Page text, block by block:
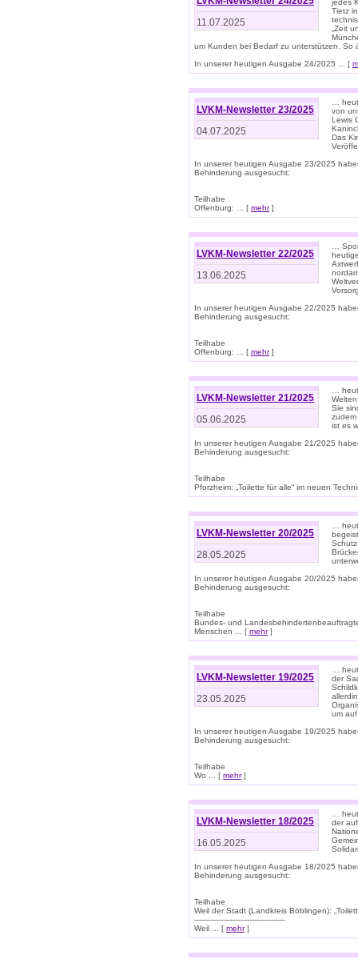
11.07.2025
jedes
Tietz
„Zeit
um Kunden bei Bedarf zu unterstützen.
In unserer heutigen Ausgabe 24/2025 ... [
LVKM-Newsletter 23/2025
04.07.2025
…
von
Lewis
Das
In unserer heutigen Ausgabe 23/2025
Behinderung ausgesucht:
Teilhabe
Offenburg: ... [ mehr]
LVKM-Newsletter 22/2025
13.06.2025
…
In unserer heutigen Ausgabe 22/2025
Behinderung ausgesucht:
Teilhabe
Offenburg: ... [ mehr]
LVKM-Newsletter 21/2025
05.06.2025
…
Sie
ist es
In unserer heutigen Ausgabe 21/2025
Behinderung ausgesucht:
Teilhabe
Pforzheim: „Toilette für alle“ im neuen
LVKM-Newsletter 20/2025
28.05.2025
…
In unserer heutigen Ausgabe 20/2025
Behinderung ausgesucht:
Teilhabe
Bundes- und
Menschen ... [ mehr]
LVKM-Newsletter 19/2025
23.05.2025
…
der
um
In unserer heutigen Ausgabe 19/2025
Behinderung ausgesucht:
Teilhabe
Wo ... [ mehr]
LVKM-Newsletter 18/2025
16.05.2025
…
der
In unserer heutigen Ausgabe 18/2025
Behinderung ausgesucht:
Teilhabe
Weil der Stadt (Landkreis Böblingen):
--------------------------------------
Weil ... [ mehr]